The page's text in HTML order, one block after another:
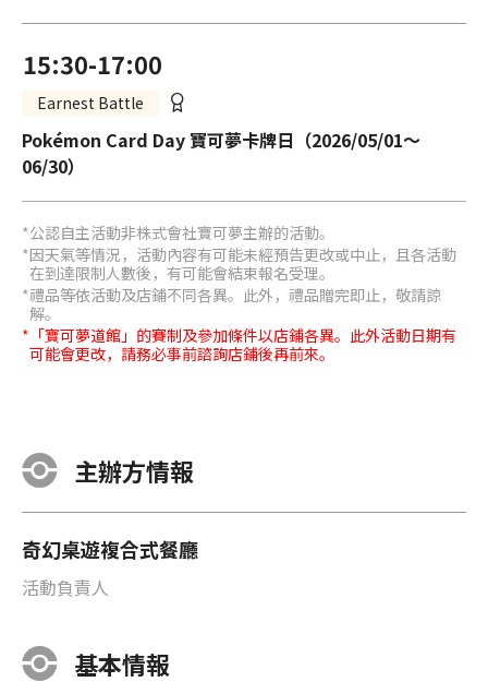
15:30-17:00
Earnest Battle
Pokémon Card Day 寶可夢卡牌日（2026/05/01～
06/30）
公認自主活動非株式會社寶可夢主辦的活動。
因天氣等情況，活動內容有可能未經預告更改或中止，且各活動
在到達限制人數後，有可能會結束報名受理。
禮品等依活動及店鋪不同各異。此外，禮品贈完即止，敬請諒
解。
「寶可夢道館」的賽制及參加條件以店鋪各異。此外活動日期有
可能會更改，請務必事前諮詢店鋪後再前來。
主辦方情報
奇幻桌遊複合式餐廳
活動負責人
基本情報